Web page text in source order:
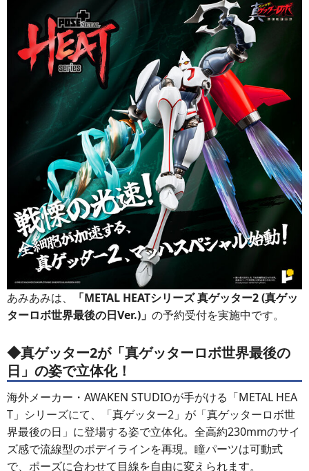
あみあみは、
「METAL HEATシリーズ 真ゲッター2 (真ゲッ
ターロボ世界最後の日Ver.)」 の予約受付を実施中です。
◆真ゲッター2が「真ゲッターロボ世界最後の
日」の姿で立体化！
海外メーカー・AWAKEN STUDIOが手がける「METAL HEA
T」シリーズにて、「真ゲッター2」が「真ゲッターロボ世
界最後の日」に登場する姿で立体化。全高約230mmのサイ
ズ感で流線型のボデイラインを再現。瞳パーツは可動式
で、ポーズに合わせて目線を自由に変えられます。